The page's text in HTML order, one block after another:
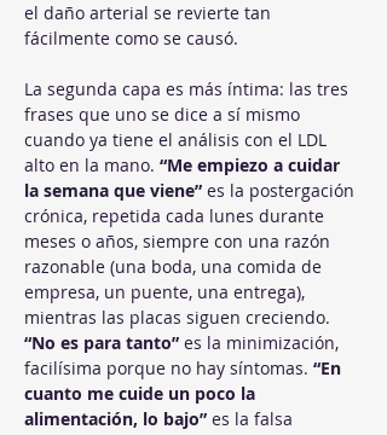
el daño arterial se revierte tan
fácilmente como se causó.
La segunda capa es más íntima: las tres
frases que uno se dice a sí mismo
cuando ya tiene el análisis con el LDL
alto en la mano. “Me empiezo a cuidar
la semana que viene” es la postergación
crónica, repetida cada lunes durante
meses o años, siempre con una razón
razonable (una boda, una comida de
empresa, un puente, una entrega),
mientras las placas siguen creciendo.
“No es para tanto” es la minimización,
facilísima porque no hay síntomas. “En
cuanto me cuide un poco la
alimentación, lo bajo” es la falsa